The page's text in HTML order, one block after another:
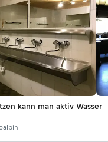
kann man aktiv Wasser